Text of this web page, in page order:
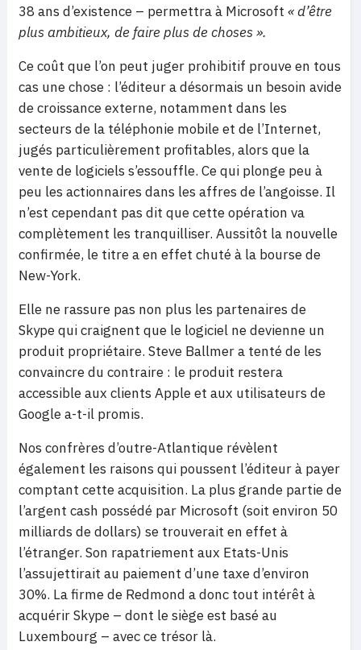
38 ans d’existence – permettra à Microsoft « d’être
plus ambitieux, de faire plus de choses ».
Ce coût que l’on peut juger prohibitif prouve en tous
cas une chose : l’éditeur a désormais un besoin avide
de croissance externe, notamment dans les
secteurs de la téléphonie mobile et de l’Internet,
jugés particulièrement profitables, alors que la
vente de logiciels s’essouffle. Ce qui plonge peu à
peu les actionnaires dans les affres de l’angoisse. Il
n’est cependant pas dit que cette opération va
complètement les tranquilliser. Aussitôt la nouvelle
confirmée, le titre a en effet chuté à la bourse de
New-York.
Elle ne rassure pas non plus les partenaires de
Skype qui craignent que le logiciel ne devienne un
produit propriétaire. Steve Ballmer a tenté de les
convaincre du contraire : le produit restera
accessible aux clients Apple et aux utilisateurs de
Google a-t-il promis.
Nos confrères d’outre-Atlantique révèlent
également les raisons qui poussent l’éditeur à payer
comptant cette acquisition. La plus grande partie de
l’argent cash possédé par Microsoft (soit environ 50
milliards de dollars) se trouverait en effet à
l’étranger. Son rapatriement aux Etats-Unis
l’assujettirait au paiement d’une taxe d’environ
30%. La firme de Redmond a donc tout intérêt à
acquérir Skype – dont le siège est basé au
Luxembourg – avec ce trésor là.